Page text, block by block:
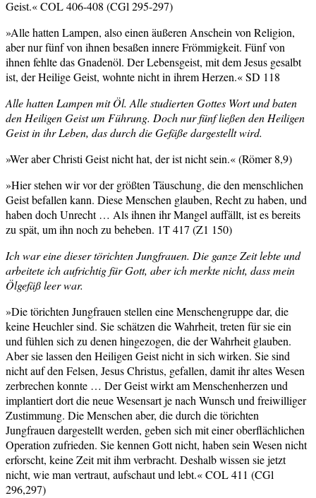
Geist.« COL 406-408 (CGl 295-297)
»Alle hatten Lampen, also einen äußeren Anschein von Religion,
aber nur fünf von ihnen besaßen innere Frömmigkeit. Fünf von
ihnen fehlte das Gnadenöl. Der Lebensgeist, mit dem Jesus gesalbt
ist, der Heilige Geist, wohnte nicht in ihrem Herzen.« SD 118
Alle hatten Lampen mit Öl. Alle studierten Gottes Wort und baten
den Heiligen Geist um Führung. Doch nur fünf ließen den Heiligen
Geist in ihr Leben, das durch die Gefäße dargestellt wird.
»Wer aber Christi Geist nicht hat, der ist nicht sein.« (Römer 8,9)
»Hier stehen wir vor der größten Täuschung, die den menschlichen
Geist befallen kann. Diese Menschen glauben, Recht zu haben, und
haben doch Unrecht … Als ihnen ihr Mangel auffällt, ist es bereits
zu spät, um ihn noch zu beheben. 1T 417 (Z1 150)
Ich war eine dieser törichten Jungfrauen. Die ganze Zeit lebte und
arbeitete ich aufrichtig für Gott, aber ich merkte nicht, dass mein
Ölgefäß leer war.
»Die törichten Jungfrauen stellen eine Menschengruppe dar, die
keine Heuchler sind. Sie schätzen die Wahrheit, treten für sie ein
und fühlen sich zu denen hingezogen, die der Wahrheit glauben.
Aber sie lassen den Heiligen Geist nicht in sich wirken. Sie sind
nicht auf den Felsen, Jesus Christus, gefallen, damit ihr altes Wesen
zerbrechen konnte … Der Geist wirkt am Menschenherzen und
implantiert dort die neue Wesensart je nach Wunsch und freiwilliger
Zustimmung. Die Menschen aber, die durch die törichten
Jungfrauen dargestellt werden, geben sich mit einer oberflächlichen
Operation zufrieden. Sie kennen Gott nicht, haben sein Wesen nicht
erforscht, keine Zeit mit ihm verbracht. Deshalb wissen sie jetzt
nicht, wie man vertraut, aufschaut und lebt.« COL 411 (CGl
296,297)